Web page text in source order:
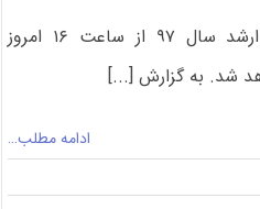
نتیجه اولیه آزمون کارشناسی ارشد سال ۹۷ از ساعت ۱۶ امروز
ادامه مطلب…